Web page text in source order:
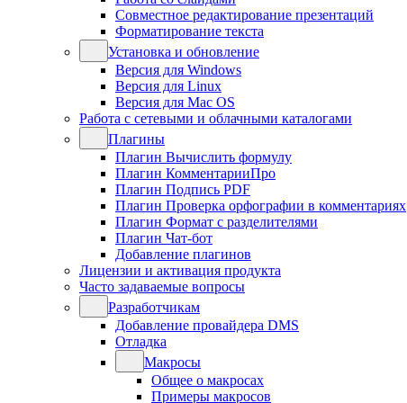
Совместное редактирование презентаций
Форматирование текста
Установка и обновление
Версия для Windows
Версия для Linux
Версия для Mac OS
Работа с сетевыми и облачными каталогами
Плагины
Плагин Вычислить формулу
Плагин КомментарииПро
Плагин Подпись PDF
Плагин Проверка орфографии в комментариях
Плагин Формат с разделителями
Плагин Чат-бот
Добавление плагинов
Лицензии и активация продукта
Часто задаваемые вопросы
Разработчикам
Добавление провайдера DMS
Отладка
Макросы
Общее о макросах
Примеры макросов